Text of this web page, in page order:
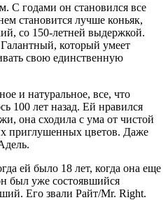
С годами он становился все
становится лучше коньяк,
со 150-летней выдержкой.
который умеет
свою единственную
и натуральное, все, что
100 лет назад. Ей нравился
она сходила с ума от чистой
приглушенных цветов. Даже
ей было 18 лет, когда она еще
был уже состоявшийся
Его звали Райт/Mr. Right.